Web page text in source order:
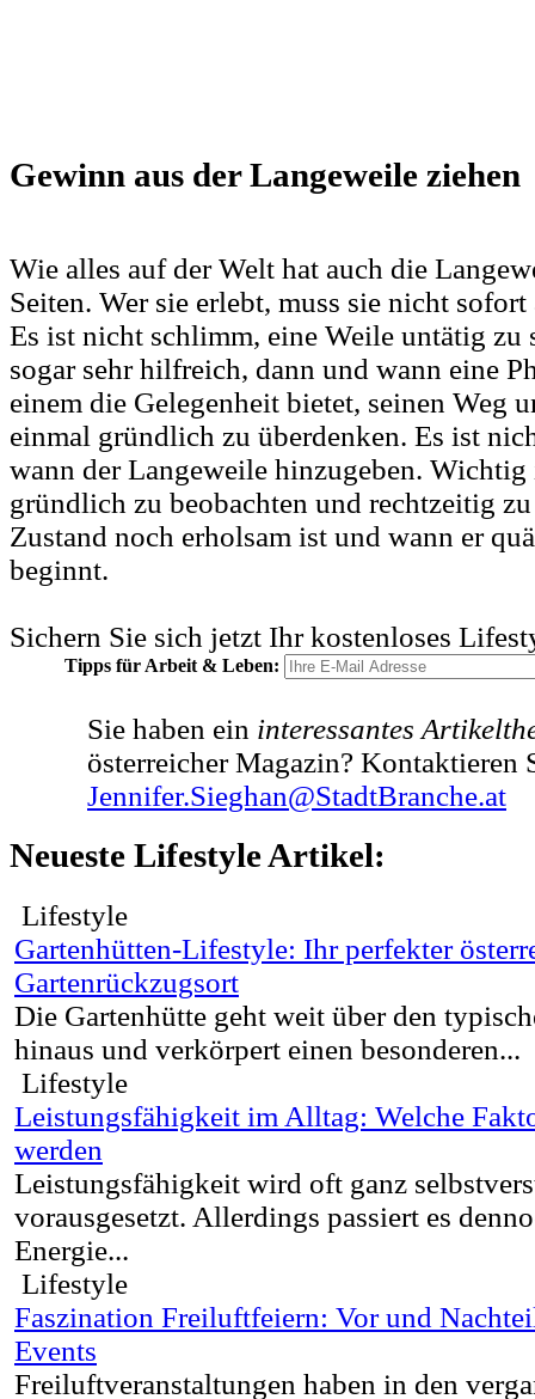
Gewinn aus der Langeweile ziehen
Wie alles auf der Welt hat auch die
Seiten. Wer sie erlebt, muss sie nicht
Es ist nicht schlimm, eine Weile untätig zu
sogar sehr hilfreich, dann und wann eine
einem die Gelegenheit bietet, seinen Weg
einmal gründlich zu überdenken. Es ist
wann der Langeweile hinzugeben.
gründlich zu beobachten und rechtzeitig
Zustand noch erholsam ist und wann er
beginnt.
Sichern Sie sich jetzt Ihr kostenloses
Tipps für Arbeit & Leben:
Sie haben ein interessantes
österreicher Magazin? Kontaktieren
Jennifer.Sieghan@StadtBranche.at
Neueste Lifestyle Artikel:
Lifestyle
Gartenhütten-Lifestyle: Ihr perfekter
Gartenrückzugsort
Die Gartenhütte geht weit über den
hinaus und verkörpert einen besonderen...
Lifestyle
Leistungsfähigkeit im Alltag: Welche
werden
Leistungsfähigkeit wird oft ganz
vorausgesetzt. Allerdings passiert es
Energie...
Lifestyle
Faszination Freiluftfeiern: Vor und
Events
Freiluftveranstaltungen haben in den